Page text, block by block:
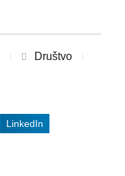
Društvo
LinkedIn